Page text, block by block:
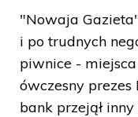
"Nowaja
i po trudnych
piwnice -
ówczesny
bank przejął